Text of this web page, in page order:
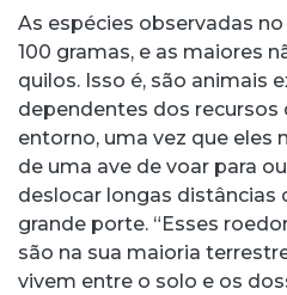
As espécies observadas
100 gramas, e as maiores
quilos. Isso é, são animais
dependentes dos recursos
entorno, uma vez que eles
de uma ave de voar para
deslocar longas
grande porte. “Esses
são na sua maioria
vivem entre o solo e os